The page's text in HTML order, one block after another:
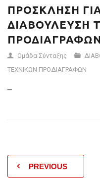
ΠΡΟΣΚΛΗΣΗ
ΔΙΑΒΟΥΛΕΥΣΗ
ΠΡΟΔΙΑΓΡΑΦΩΝ
Ομάδα Σύνταξης
ΤΕΧΝΙΚΩΝ ΠΡΟΔΙΑΓΡΑΦΩΝ
–
PREVIOUS